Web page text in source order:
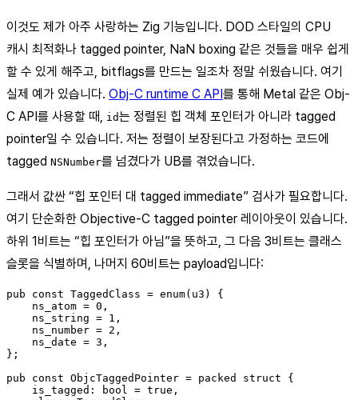
이것도 제가 아주 사랑하는 Zig 기능입니다. DOD 스타일의 CPU
캐시 최적화나 tagged pointer, NaN boxing 같은 것들을 매우 쉽게
할 수 있게 해주고, bitflags를 만드는 일조차 정말 쉬웠습니다. 여기
실제 예가 있습니다. Obj-C runtime C API 를 통해 Metal 같은 Obj-
C API를 사용할 때, id는 정렬된 힙 객체 포인터가 아니라 tagged
pointer일 수 있습니다. 저는 정렬이 보장된다고 가정하는 코드에
tagged NSNumber를 넘겼다가 UB를 겪었습니다.
그래서 값싼 “힙 포인터 대 tagged immediate” 검사가 필요합니다.
여기 단순화한 Objective-C tagged pointer 레이아웃이 있습니다.
하위 1비트는 “힙 포인터가 아님”을 뜻하고, 그 다음 3비트는 클래스
슬롯을 식별하며, 나머지 60비트는 payload입니다:
pub const TaggedClass = enum(u3) {
    ns_atom = 0,
    ns_string = 1,
    ns_number = 2,
    ns_date = 3,
};
pub const ObjcTaggedPointer = packed struct {
    is_tagged: bool = true,